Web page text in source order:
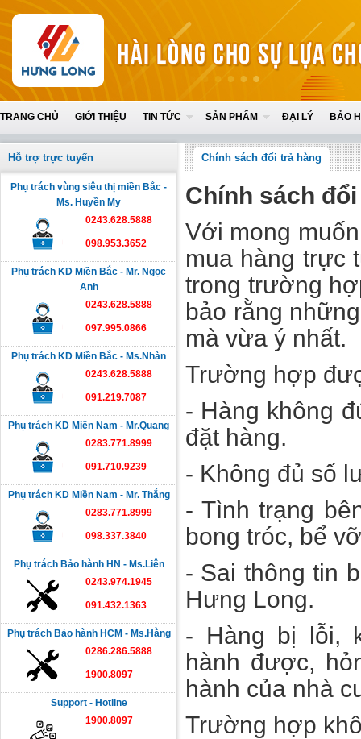
TRANG CHỦ GIỚI THIỆU TIN TỨC SẢN PHẨM ĐẠI LÝ BẢO
Hỗ trợ trực tuyến
Phụ trách vùng siêu thị miền Bắc -
Ms. Huyền My
0243.628.5888
098.953.3652
Phụ trách KD Miền Bắc - Mr. Ngọc
Anh
0243.628.5888
097.995.0866
Phụ trách KD Miền Bắc - Ms.Nhàn
0243.628.5888
091.219.7087
Phụ trách KD Miền Nam - Mr.Quang
0283.771.8999
091.710.9239
Phụ trách KD Miền Nam - Mr. Thắng
0283.771.8999
098.337.3840
Phụ trách Bảo hành HN - Ms.Liên
0243.974.1945
091.432.1363
Phụ trách Bảo hành HCM - Ms.Hằng
0286.286.5888
1900.8097
Support - Hotline
1900.8097
Chính sách đổi trả hàng
Chính sách
Với mong
mua hàng trực
trong trường
bảo rằng
mà vừa ý nhất.
Trường hợp
- Hàng không
đặt hàng.
- Không đủ số
- Tình trạng
bong tróc, bể
- Sai thông tin
Hưng Long.
- Hàng bị lỗi,
hành được,
hành của nhà
Trường hợp